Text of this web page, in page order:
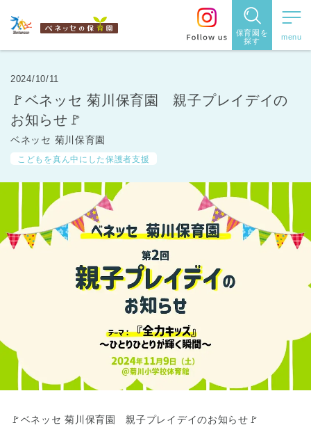
保育園を
探す
保育園を探す
住所・駅
す
都道府県
から探す
東京都
2024/10/11
🚩ベネッセ 菊川保育園 親子プレイデイの
お知らせ🚩
ベネッセ 菊川保育園
こどもを真ん中にした保護者支援
🚩ベネッセ 菊川保育園 親子プレイデイのお知らせ🚩